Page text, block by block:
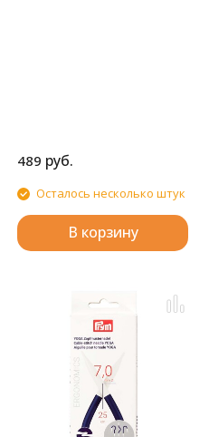
489 руб.
Осталось несколько штук
В корзину